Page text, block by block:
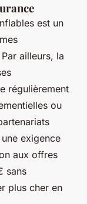
est un
ailleurs, la
régulièrement
ou
exigence
aux offres
sans
plus cher en